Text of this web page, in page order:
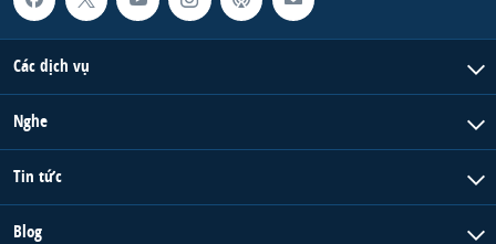
Các dịch vụ
Nghe
Tin tức
Blog